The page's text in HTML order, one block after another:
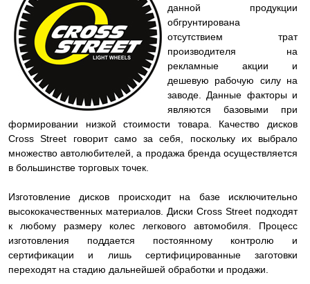
данной продукции
обгрунтирована
отсутствием трат
производителя на
рекламные акции и
дешевую рабочую силу на
заводе. Данные факторы и
являются базовыми при
формировании низкой стоимости товара. Качество дисков
Cross Street говорит само за себя, поскольку их выбрало
множество автолюбителей, а продажа бренда осуществляется
в большинстве торговых точек.
Изготовление дисков происходит на базе исключительно
высококачественных материалов. Диски Cross Street подходят
к любому размеру колес легкового автомобиля. Процесс
изготовления поддается постоянному контролю и
сертификации и лишь сертифицированные заготовки
переходят на стадию дальнейшей обработки и продажи.